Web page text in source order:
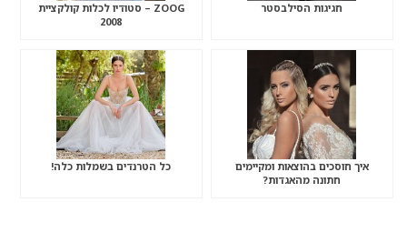
חגיגות הסילבסטר
ZOOG – סטודיו לכלות קולקציית
2008
איך חוסכים בהוצאות ומקיימים
חתונה מהאגדות?
כל הטרנדים בשמלות כלה!